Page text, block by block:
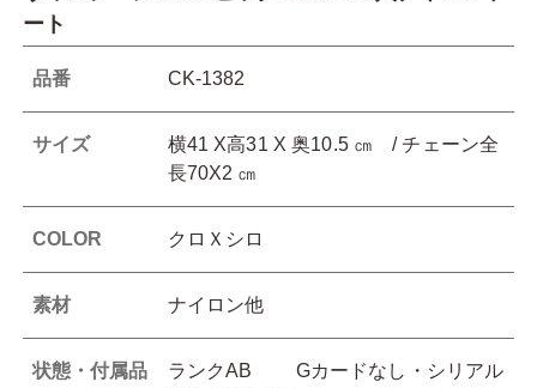
ート
品番 CK-1382
サイズ
横41 X高31 X 奥10.5 ㎝ / チェーン全
長70X2 ㎝
COLOR クロＸシロ
素材 ナイロン他
状態・付属品
ランクAB Gカードなし・シリアル